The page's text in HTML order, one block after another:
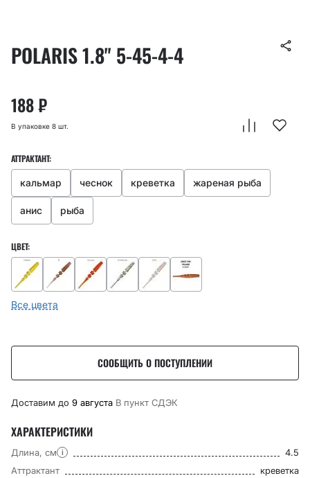
POLARIS 1.8" 5-45-4-4
188₽
В упаковке 8 шт.
АТТРАКТАНТ:
кальмар чеснок креветка жареная рыба
анис рыба
ЦВЕТ:
Все цвета
СООБЩИТЬ О ПОСТУПЛЕНИИ
Доставим до 9 августа В пункт CДЭК
ХАРАКТЕРИСТИКИ
Длина, см i
4.5
Аттрактант
креветка